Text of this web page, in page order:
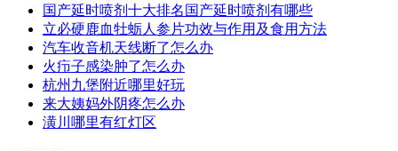
国产延时喷剂十大排名国产延时喷剂有哪些
立必硬鹿血牡蛎人参片功效与作用及食用方法
汽车收音机天线断了怎么办
火疖子感染肿了怎么办
杭州九堡附近哪里好玩
来大姨妈外阴疼怎么办
潢川哪里有红灯区